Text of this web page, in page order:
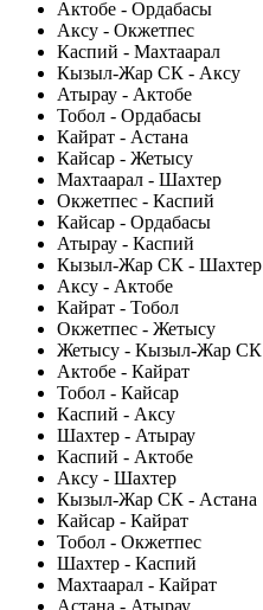
Актобе - Ордабасы
Аксу - Окжетпес
Каспий - Махтаарал
Кызыл-Жар СК - Аксу
Атырау - Актобе
Тобол - Ордабасы
Кайрат - Астана
Кайсар - Жетысу
Махтаарал - Шахтер
Окжетпес - Каспий
Кайсар - Ордабасы
Атырау - Каспий
Кызыл-Жар СК - Шахтер
Аксу - Актобе
Кайрат - Тобол
Окжетпес - Жетысу
Жетысу - Кызыл-Жар СК
Актобе - Кайрат
Тобол - Кайсар
Каспий - Аксу
Шахтер - Атырау
Каспий - Актобе
Аксу - Шахтер
Кызыл-Жар СК - Астана
Кайсар - Кайрат
Тобол - Окжетпес
Шахтер - Каспий
Махтаарал - Кайрат